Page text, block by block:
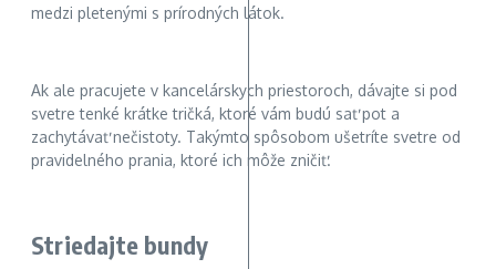
medzi pletenými s prírodných látok.
Ak ale pracujete v kancelárskych priestoroch, dávajte si pod
svetre tenké krátke tričká, ktoré vám budú sať pot a
zachytávať nečistoty. Takýmto spôsobom ušetríte svetre od
pravidelného prania, ktoré ich môže zničiť.
Striedajte bundy